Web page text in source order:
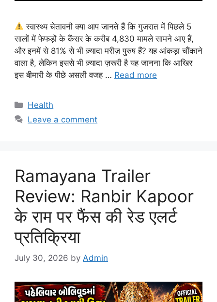
स्वास्थ्य चेतावनी क्या आप जानते हैं कि गुजरात में पिछले 5
सालों में फेफड़ों के कैंसर के करीब 4,830 मामले सामने आए हैं,
और इनमें से 81% से भी ज़्यादा मरीज़ पुरुष हैं? यह आंकड़ा चौंकाने
वाला है, लेकिन इससे भी ज़्यादा ज़रूरी है यह जानना कि आखिर
इस बीमारी के पीछे असली वजह … Read more
Categories
Health
Leave a comment
Ramayana Trailer
Review: Ranbir Kapoor
के राम पर फैंस की रेड एलर्ट
प्रतिक्रिया
July 30, 2026 by Admin